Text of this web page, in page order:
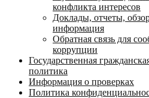
конфликта интересов
Доклады, отчеты,
информация
Обратная связь для
коррупции
Государственная
политика
Информация о проверках
Политика